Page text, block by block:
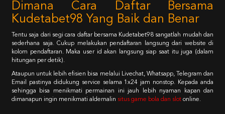
Dimana Cara Daftar Bersama
Kudetabet98 Yang Baik dan Benar
Tentu saja dari segi cara daftar bersama Kudetabet98 sangatlah mudah dan
sederhana saja. Cukup melakukan pendaftaran langsung dari website di
kolom pendaftaran. Maka user id akan langsung siap saat itu juga (dalam
hitungan per detik).
Ataupun untuk lebih efisien bisa melalui Livechat, Whatsapp, Telegram dan
Email pastinya didukung service selama 1x24 jam nonstop. Kepada anda
sehingga bisa menikmati permainan ini jauh lebih nyaman kapan dan
dimanapun ingin menikmati aldernalin situs game bola dan slot online.